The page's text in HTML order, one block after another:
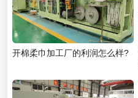
开棉柔巾加工厂的利润怎么样?